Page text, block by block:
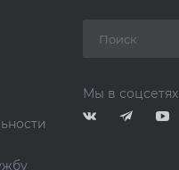
Мы в соцсетях